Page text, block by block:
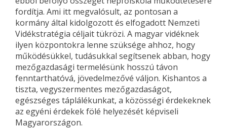
fordítja. Ami itt megvalósult, az pontosan a
kormány által kidolgozott és elfogadott Nemzeti
Vidékstratégia céljait tükrözi. A magyar vidéknek
ilyen központokra lenne szüksége ahhoz, hogy
működésükkel, tudásukkal segítsenek abban, hogy
mezőgazdasági termelésünk hosszú távon
fenntarthatóvá, jövedelmezővé váljon. Kishantos a
tiszta, vegyszermentes mezőgazdaságot,
egészséges táplálékunkat, a közösségi érdekeknek
az egyéni érdekek fölé helyezését képviseli
Magyarországon.